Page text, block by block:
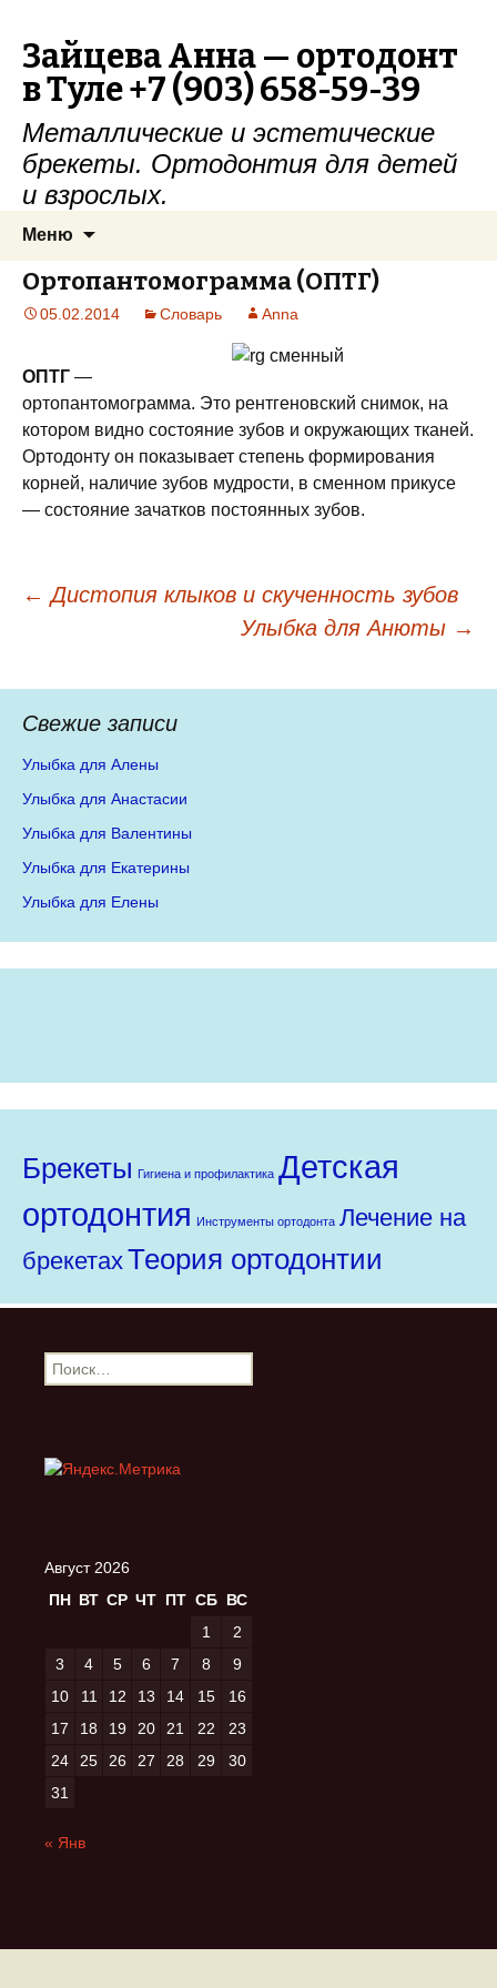
Зайцева Анна — ортодонт
в Туле +7 (903) 658-59-39
Металлические и эстетические
брекеты. Ортодонтия для детей
и взрослых.
Меню
Ортопантомограмма (ОПТГ)
05.02.2014 Словарь Anna
ОПТГ —
ортопантомограмма. Это рентгеновский снимок, на
котором видно состояние зубов и окружающих тканей.
Ортодонту он показывает степень формирования
корней, наличие зубов мудрости, в сменном прикусе
— состояние зачатков постоянных зубов.
Навигация по записям
← Дистопия клыков и скученность зубов
Улыбка для Анюты →
Свежие записи
Улыбка для Алены
Улыбка для Анастасии
Улыбка для Валентины
Улыбка для Екатерины
Улыбка для Елены
Брекеты Гигиена и профилактика Детская
ортодонтия Инструменты ортодонта Лечение на
брекетахТеория ортодонтии
Найти:
Август 2026
ПН ВТ СР ЧТ ПТ СБ ВС
1
2
3
4 5 6 7 8
9
10
11 12 13 14 15
16
17
18 19 20 21 22
23
24
25 26 27 28 29
30
31
« Янв